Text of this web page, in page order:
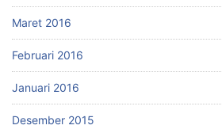
Maret 2016
Februari 2016
Januari 2016
Desember 2015